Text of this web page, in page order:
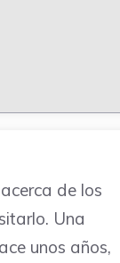
de los
Una
unos años,